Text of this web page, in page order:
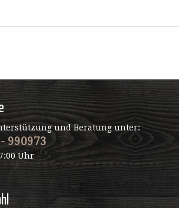
und Beratung unter:
990973
Uhr